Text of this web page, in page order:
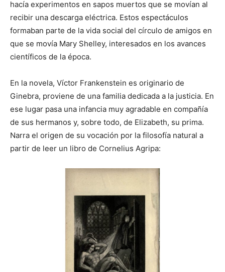
hacía experimentos en sapos muertos que se movían al
recibir una descarga eléctrica. Estos espectáculos
formaban parte de la vida social del círculo de amigos en
que se movía Mary Shelley, interesados en los avances
científicos de la época.
En la novela, Víctor Frankenstein es originario de
Ginebra, proviene de una familia dedicada a la justicia. En
ese lugar pasa una infancia muy agradable en compañía
de sus hermanos y, sobre todo, de Elizabeth, su prima.
Narra el origen de su vocación por la filosofía natural a
partir de leer un libro de Cornelius Agripa: